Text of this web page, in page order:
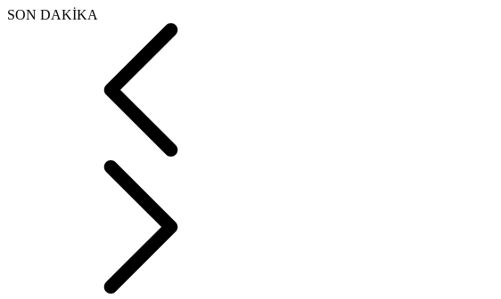
SON DAKİKA